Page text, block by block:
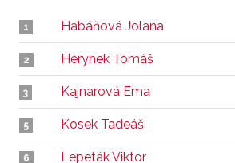
1 Habáňová Jolana
2 Herynek Tomáš
3 Kajnarová Ema
5 Kosek Tadeáš
6 Lepeták Viktor